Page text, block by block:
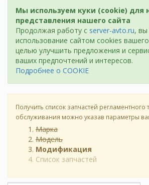
Мы используем куки (cookie) для
представления нашего сайта
Продолжая работу с server-avto.ru,
использование сайтом cookies
целью улучшить предложения и
ваших предпочтений и интересов.
Подробнее о COOKIE
Получить список запчастей регламентного
обслуживания можно указав параметры
Марка
Модель
Модификация
Список запчастей